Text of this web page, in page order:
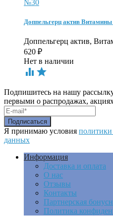
Доппельгерц актив
Доппельгерц актив,
620 ₽
Нет в наличии
 
Подпишитесь на нашу
первыми о распродажах,
Я принимаю условия
данных
Информация
Доставка и оплата
О нас
Отзывы
Контакты
Партнерская
Политика